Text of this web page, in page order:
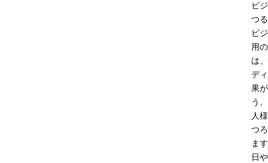
ビ
つ
ビ
用
は
デ
果
う
人
つ
ま
日